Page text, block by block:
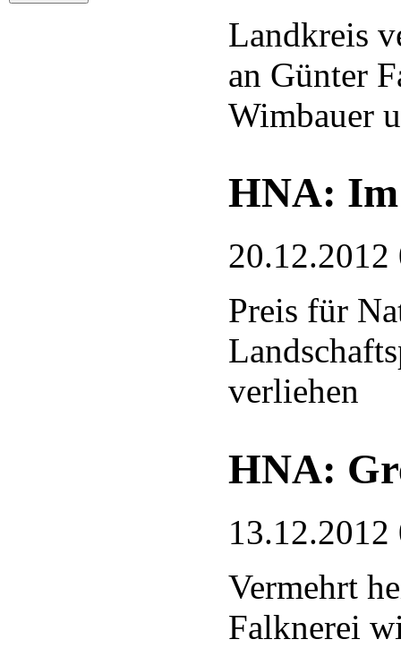
Landkreis
an Günter
Wimbauer
HNA:
20.12.2012
Preis für
verliehen
HNA:
13.12.2012
Vermehrt
Falknerei